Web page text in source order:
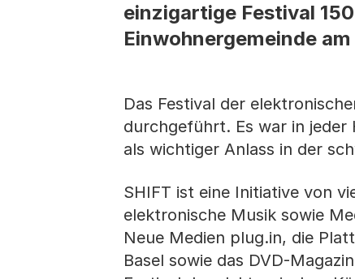
einzigartige Festival
Einwohnergemeinde
Das Festival der
durchgeführt. Es war in jeder
als wichtiger Anlass in der
SHIFT ist eine Initiative von
elektronische Musik sowie
Neue Medien plug.in, die
Basel sowie das DVD-